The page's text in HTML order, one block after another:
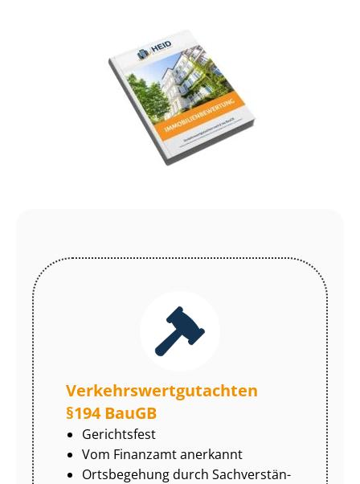
Ver­kehrs­wert­gut­ach­ten
§194 BauGB
Gerichtsfest
Vom Finanzamt anerkannt
Ortsbegehung durch Sach­ver­stän­